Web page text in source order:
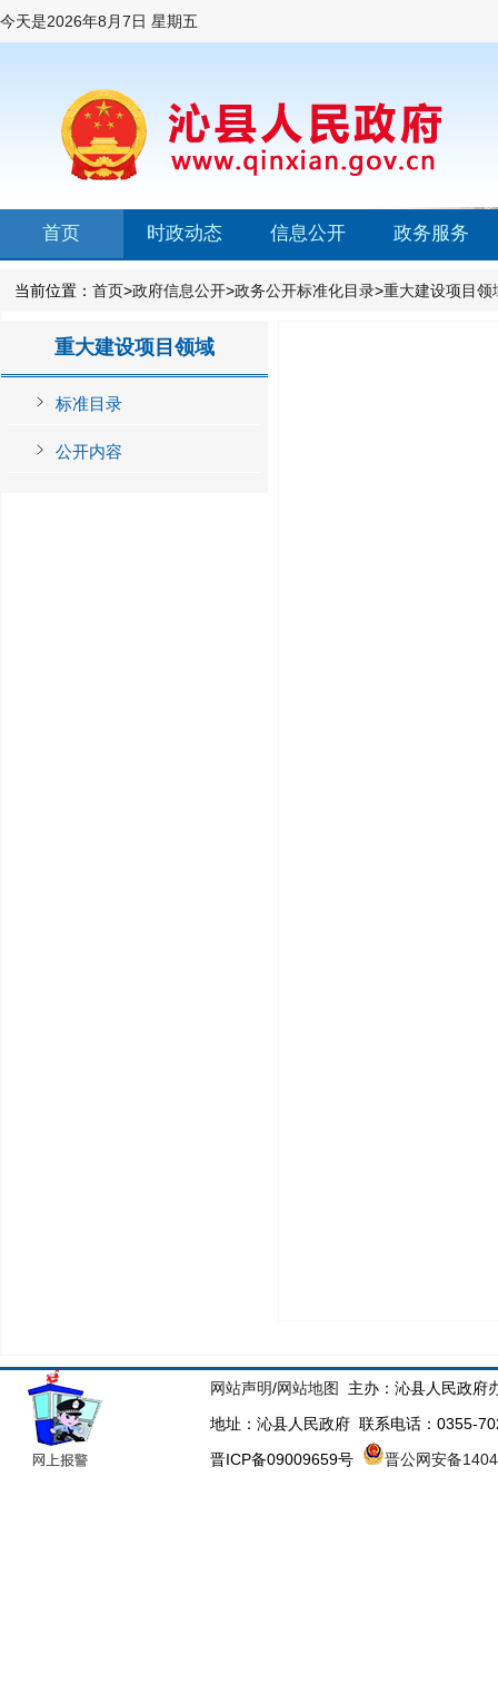
今天是2026年8月7日 星期五
首页 时政动态 信息公开 政务服务
当前位置： 首页>政府信息公开>政务公开标准化目录>重大建设项目领
重大建设项目领域
标准目录
公开内容
网站声明/网站地图
主办：沁县人民政府
地址：沁县人民政府 联系电话：0355-
晋ICP备09009659号
晋公网安备